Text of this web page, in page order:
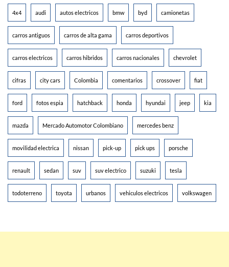
4x4 audi autos electricos bmw byd camionetas
carros antiguos carros de alta gama carros deportivos
carros electricos carros hibridos carros nacionales chevrolet
cifras city cars Colombia comentarios crossover fiat
ford fotos espia hatchback honda hyundai jeep kia
mazda Mercado Automotor Colombiano mercedes benz
movilidad electrica nissan pick-up pick ups porsche
renault sedan suv suv electrico suzuki tesla
todoterreno toyota urbanos vehiculos electricos volkswagen